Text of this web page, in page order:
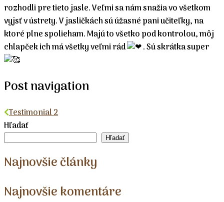
rozhodli pre tieto jasle. Veľmi sa nám snažia vo všetkom
vyjsť v ústrety. V jasličkách sú úžasné pani učiteľky, na
ktoré plne spolieham. Majú to všetko pod kontrolou, môj
chlapček ich má všetky veľmi rád
. Sú skrátka super
Post navigation
Testimonial 2
Hľadať
Hľadať
Najnovšie články
Najnovšie komentáre